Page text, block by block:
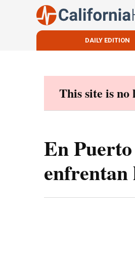
DAILY EDITION
This site is
En
enfrentan